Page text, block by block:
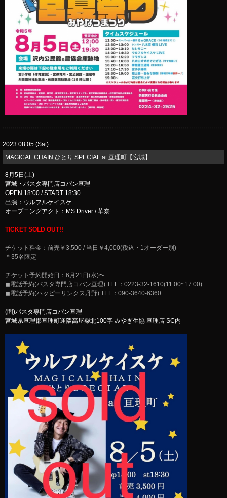
2023.08.05 (Sat)
​MAGICAL CHAIN ひとり SPECIAL at 亘理町【宮城】
8月5日(土)
宮城・パスタ専門店コパン亘理
OPEN 18:00 / START 18:30
出演：ウルフルケイスケ
オープニングアクト：MS.Driver / 華奈
TICKET SOLD OUT!!
チケット料金：前売￥3,500 / 当日￥4,000(税込・1オーダー別)
＊35名限定
チケット予約開始日：6月21日(水)〜
◼電話予約(︎パスタ専門店コパン亘理) TEL：0223-32-1610(11:00~17:00)
◼︎電話予約(ハッピーリンクス丹野) TEL：090-3640-6360
(問)パスタ専門店コパン亘理
宮城県亘理郡亘理町逢隈高屋柴北100字 みやぎ生協 亘理店 SC内